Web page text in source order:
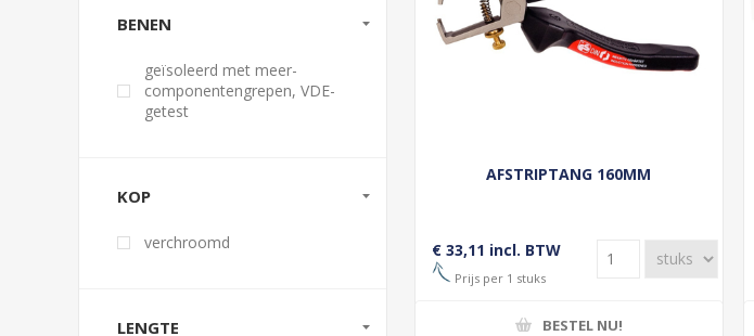
AFSTRIPTANG 160MM
€ 33,11 incl. BTW
Prijs per 1 stuks
BESTEL NU!
BENEN
geïsoleerd met meer-
componentengrepen, VDE-
getest
KOP
verchroomd
LENGTE